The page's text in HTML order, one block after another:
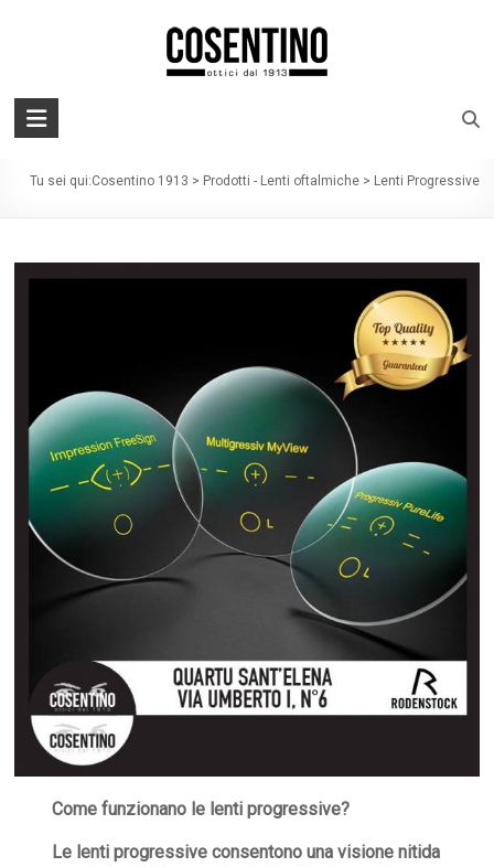
Cosentino
Lenti Progressive
Tu sei qui:Cosentino 1913 > Prodotti - Lenti oftalmiche> Lenti Progressive
Come funzionano le lenti progressive?
Le lenti progressive consentono una visione nitida